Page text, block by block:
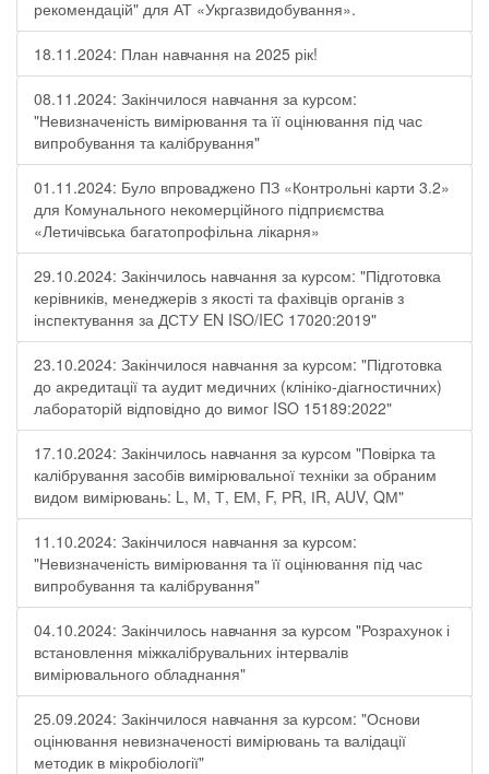
рекомендацій" для АТ «Укргазвидобування».
18.11.2024: План навчання на 2025 рік!
08.11.2024: Закінчилося навчання за курсом:
"Невизначеність вимірювання та її оцінювання під час
випробування та калібрування"
01.11.2024: Було впроваджено ПЗ «Контрольні карти 3.2»
для Комунального некомерційного підприємства
«Летичівська багатопрофільна лікарня»
29.10.2024: Закінчилось навчання за курсом: "Підготовка
керівників, менеджерів з якості та фахівців органів з
інспектування за ДСТУ EN ISO/IEC 17020:2019"
23.10.2024: Закінчилося навчання за курсом: "Підготовка
до акредитації та аудит медичних (клініко-діагностичних)
лабораторій відповідно до вимог ISO 15189:2022"
17.10.2024: Закінчилось навчання за курсом "Повірка та
калібрування засобів вимірювальної техніки за обраним
видом вимірювань: L, М, Т, ЕМ, F, РR, ІR, АUV, QМ"
11.10.2024: Закінчилося навчання за курсом:
"Невизначеність вимірювання та її оцінювання під час
випробування та калібрування"
04.10.2024: Закінчилось навчання за курсом "Розрахунок і
встановлення міжкалібрувальних інтервалів
вимірювального обладнання"
25.09.2024: Закінчилося навчання за курсом: "Основи
оцінювання невизначеності вимірювань та валідації
методик в мікробіології"